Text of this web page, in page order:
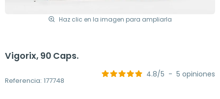
Haz clic en la imagen para ampliarla
Vigorix, 90 Caps.
Referencia: 177748
4.8/5 - 5 opiniones